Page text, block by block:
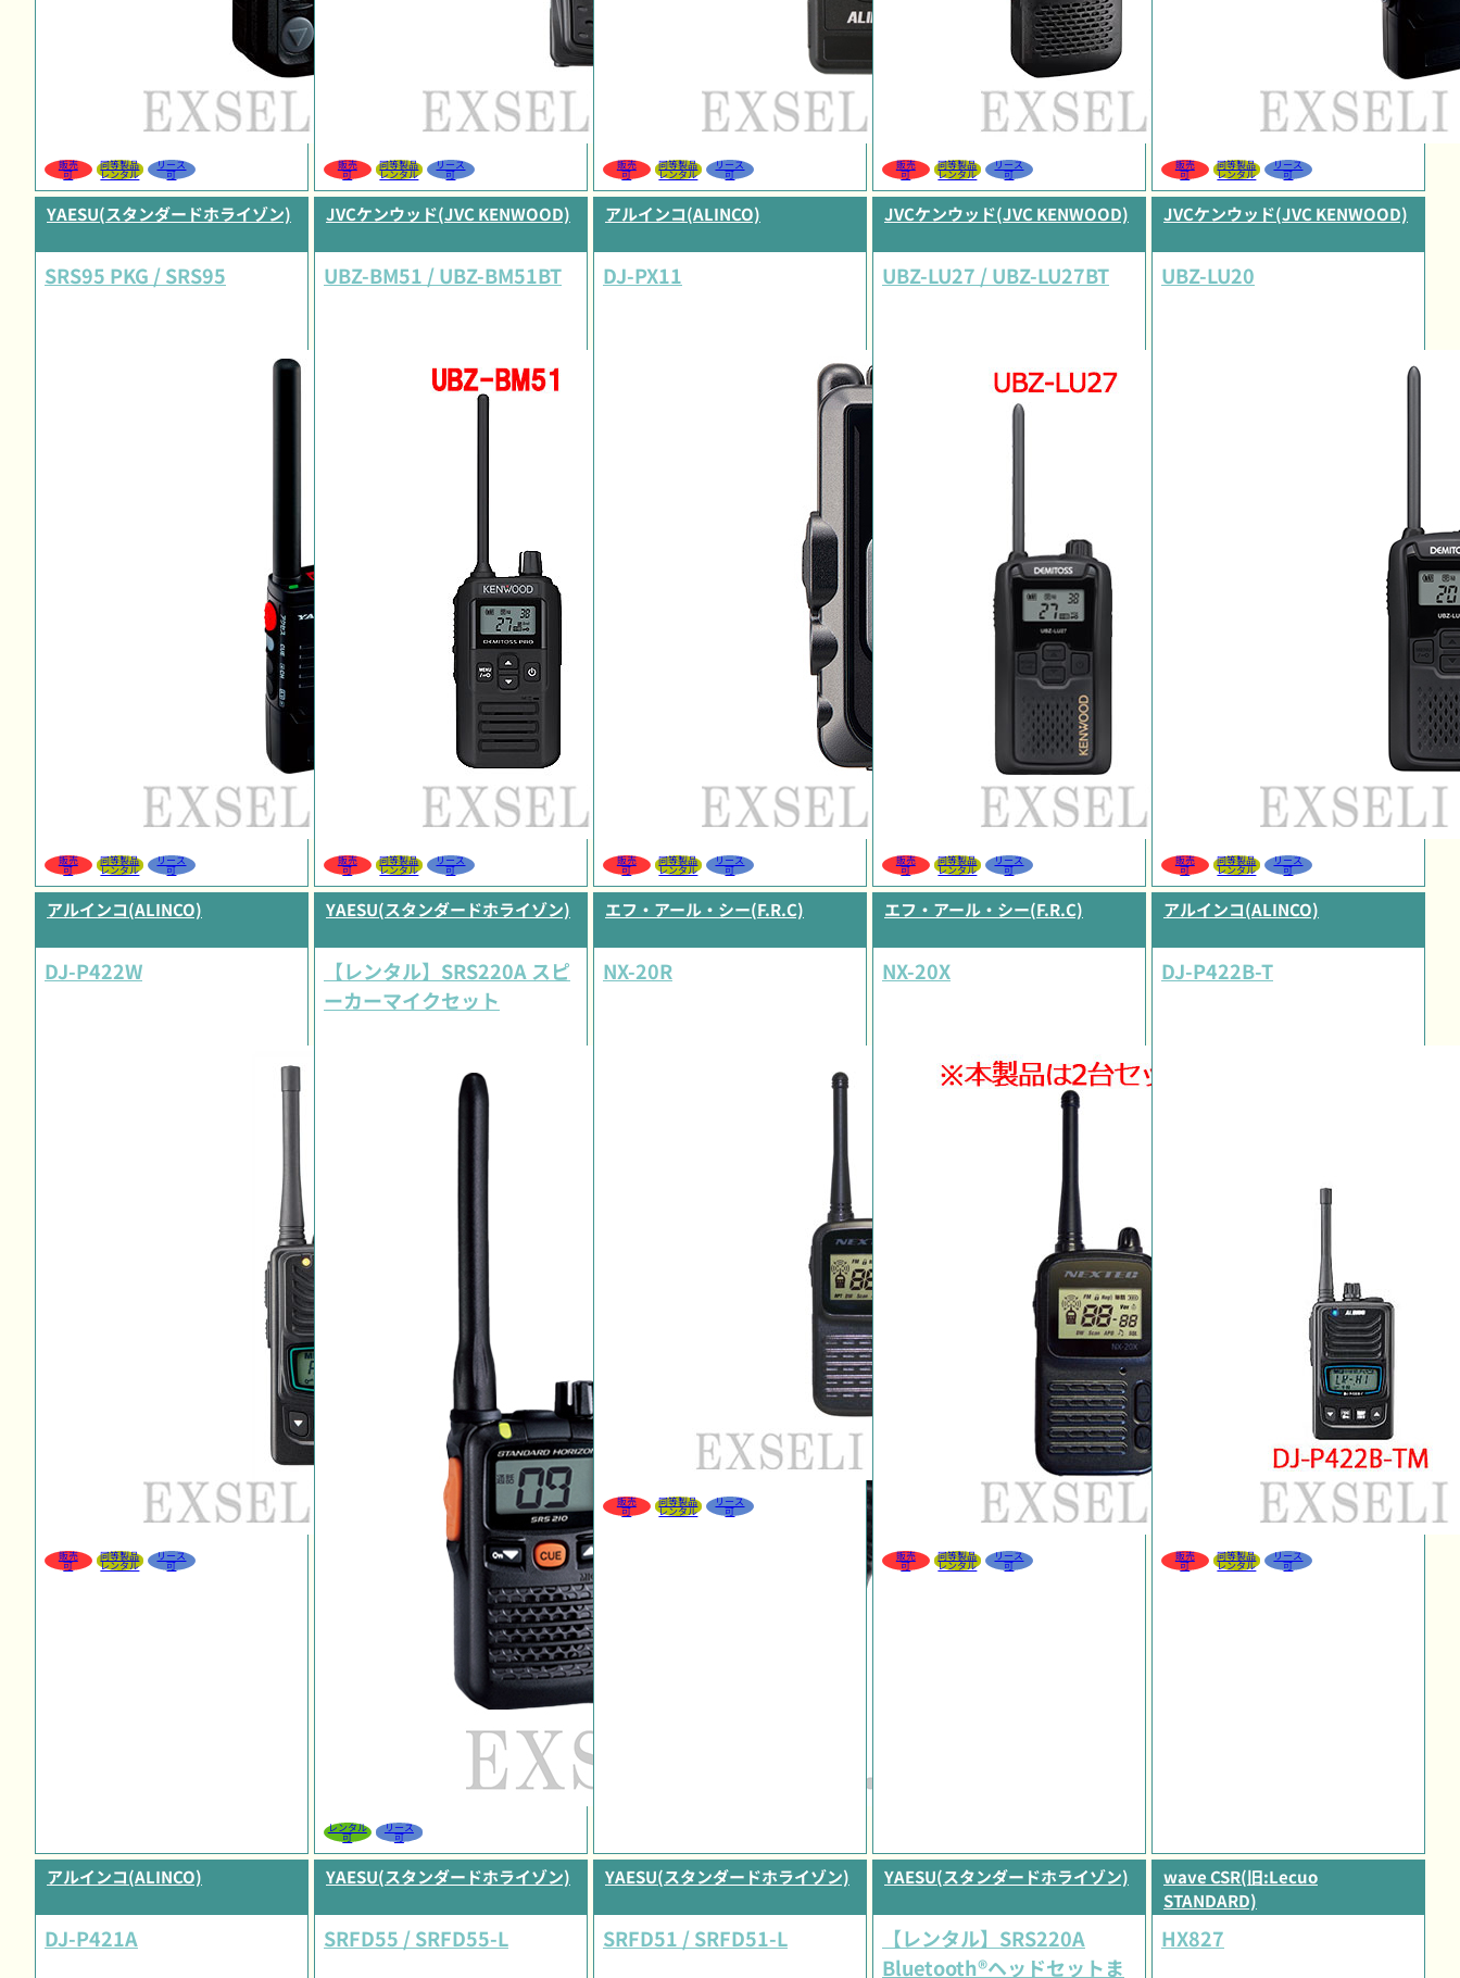
販売
可
同等製品
レンタル
リース
可
販売
可
同等製品
レンタル
リース
可
販売
可
同等製品
レンタル
リース
可
販売
可
同等製品
レンタル
リース
可
販売
可
同等製品
レンタル
リース
可
YAESU(スタンダードホライゾン)
SRS95 PKG / SRS95
販売
可
同等製品
レンタル
リース
可
JVCケンウッド(JVC KENWOOD)
UBZ-BM51 / UBZ-BM51BT
販売
可
同等製品
レンタル
リース
可
アルインコ(ALINCO)
DJ-PX11
販売
可
同等製品
レンタル
リース
可
JVCケンウッド(JVC KENWOOD)
UBZ-LU27 / UBZ-LU27BT
販売
可
同等製品
レンタル
リース
可
JVCケンウッド(JVC KENWOOD)
UBZ-LU20
販売
可
同等製品
レンタル
リース
可
アルインコ(ALINCO)
DJ-P422W
販売
可
同等製品
レンタル
リース
可
YAESU(スタンダードホライゾン)
【レンタル】SRS220A スピ
ーカーマイクセット
レンタル
可
リース
可
エフ・アール・シー(F.R.C)
NX-20R
販売
可
同等製品
レンタル
リース
可
エフ・アール・シー(F.R.C)
NX-20X
販売
可
同等製品
レンタル
リース
可
アルインコ(ALINCO)
DJ-P422B-T
販売
可
同等製品
レンタル
リース
可
アルインコ(ALINCO)
DJ-P421A
YAESU(スタンダードホライゾン)
SRFD55 / SRFD55-L
YAESU(スタンダードホライゾン)
SRFD51 / SRFD51-L
YAESU(スタンダードホライゾン)
【レンタル】SRS220A
Bluetooth®ヘッドセットま
wave CSR(旧:Lecuo
STANDARD)
HX827